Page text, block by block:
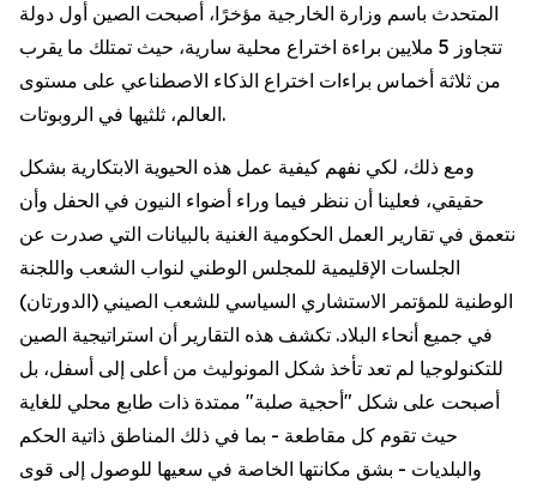
المتحدث باسم وزارة الخارجية مؤخرًا، أصبحت الصين أول دولة
تتجاوز 5 ملايين براءة اختراع محلية سارية، حيث تمتلك ما يقرب
من ثلاثة أخماس براءات اختراع الذكاء الاصطناعي على مستوى
العالم، ثلثيها في الروبوتات.
ومع ذلك، لكي نفهم كيفية عمل هذه الحيوية الابتكارية بشكل
حقيقي، فعلينا أن ننظر فيما وراء أضواء النيون في الحفل وأن
نتعمق في تقارير العمل الحكومية الغنية بالبيانات التي صدرت عن
الجلسات الإقليمية للمجلس الوطني لنواب الشعب واللجنة
الوطنية للمؤتمر الاستشاري السياسي للشعب الصيني (الدورتان)
في جميع أنحاء البلاد. تكشف هذه التقارير أن استراتيجية الصين
للتكنولوجيا لم تعد تأخذ شكل المونوليث من أعلى إلى أسفل، بل
أصبحت على شكل "أحجية صلبة" ممتدة ذات طابع محلي للغاية
حيث تقوم كل مقاطعة - بما في ذلك المناطق ذاتية الحكم
والبلديات - بشق مكانتها الخاصة في سعيها للوصول إلى قوى